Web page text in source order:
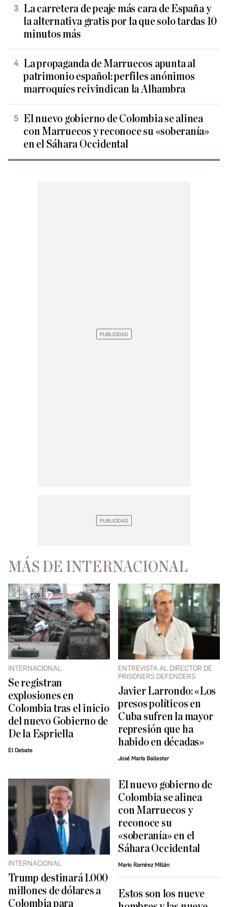
La carretera de peaje más cara de España y
la alternativa gratis por la que solo tardas 10
minutos más
La propaganda de Marruecos apunta al
patrimonio español: perfiles anónimos
marroquíes reivindican la Alhambra
El nuevo gobierno de Colombia se alinea
con Marruecos y reconoce su «soberanía»
en el Sáhara Occidental
MÁS DE INTERNACIONAL
INTERNACIONAL
Se registran
explosiones en
Colombia tras el inicio
del nuevo Gobierno de
De la Espriella
El Debate
ENTREVISTA AL DIRECTOR DE
PRISONERS DEFENDERS
Javier Larrondo: «Los
presos políticos en
Cuba sufren la mayor
represión que ha
habido en décadas»
José María Ballester
INTERNACIONAL
Trump destinará 1.000
millones de dólares a
Colombia para
El nuevo gobierno de
Colombia se alinea
con Marruecos y
reconoce su
«soberanía» en el
Sáhara Occidental
Mario Ramírez Millán
Estos son los nueve